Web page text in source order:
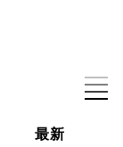
最新